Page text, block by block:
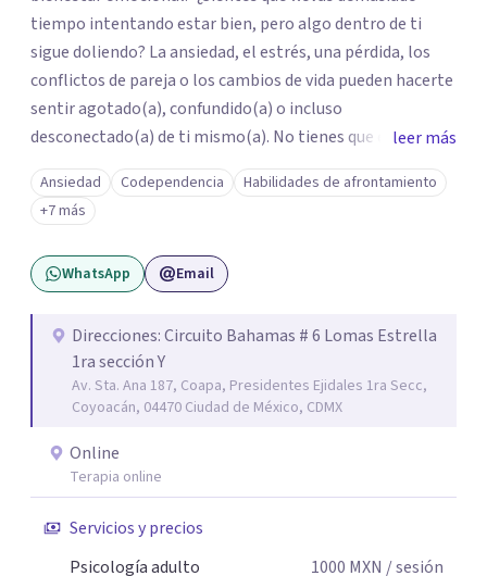
tiempo intentando estar bien, pero algo dentro de ti
sigue doliendo? La ansiedad, el estrés, una pérdida, los
conflictos de pareja o los cambios de vida pueden hacerte
sentir agotado(a), confundido(a) o incluso
desconectado(a) de ti mismo(a). No tienes que enfrentar
este proceso en soledad. Te ofrezco un espacio seguro,
libre de juicios y basado en la empatía, el respeto y la
confidencialidad, donde juntos comprenderemos qué está
ocurriendo y trabajaremos con herramientas respaldadas
por la evidencia para ayudarte a recuperar tu bienestar.
parejas que desean superar la ansiedad, la depresión, el
estrés, los duelos, fortalecer su autoestima, establecer
límites saludables, mejorar sus relaciones y afrontar los
desafíos de la vida con mayor seguridad y equilibrio. Será
un privilegio acompañarte en este camino hacia una vida
con mayor bienestar y tranquilidad.
leer más
Ansiedad Codependencia
Habilidades de afrontamiento
+7 más
WhatsApp Email
Direcciones: Circuito Bahamas # 6 Lomas Estrella
1ra sección Y
Av. Sta. Ana 187, Coapa, Presidentes Ejidales 1ra Secc,
Coyoacán, 04470 Ciudad de México, CDMX
Online
Terapia online
Servicios y precios
Psicología adulto
1000 MXN / sesión